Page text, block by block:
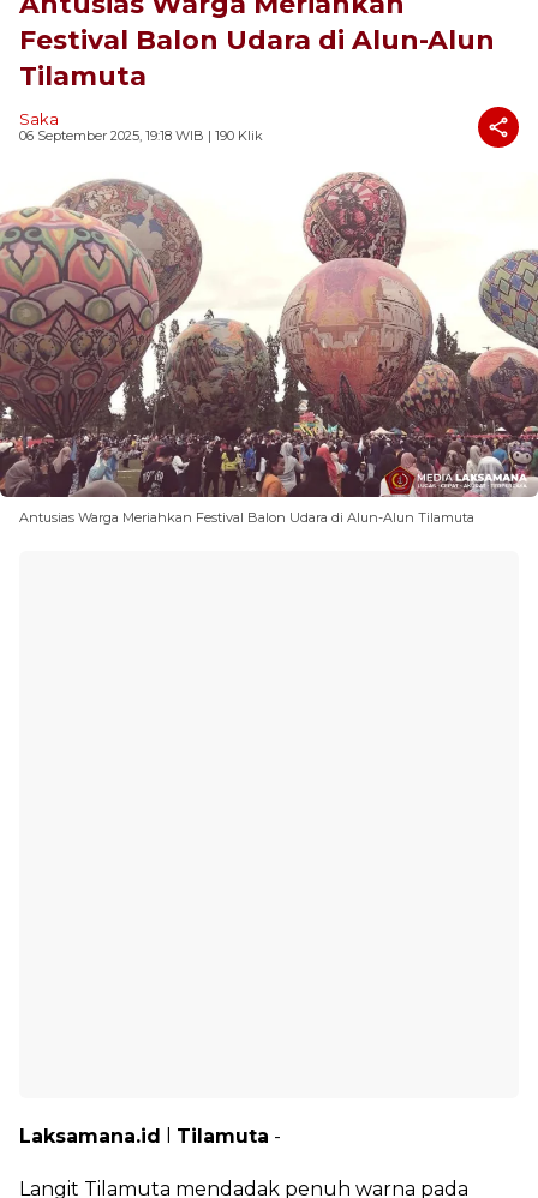
Festival Balon Udara di Alun-Alun
Tilamuta
Saka
06 September 2025, 19:18 WIB | 190 Klik
Antusias Warga Meriahkan Festival Balon Udara di Alun-Alun Tilamuta
Laksamana.id Tilamuta -
Langit Tilamuta mendadak penuh warna pada